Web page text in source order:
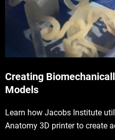
Creating
Models
Learn how Jacobs Institute
Anatomy 3D printer to create